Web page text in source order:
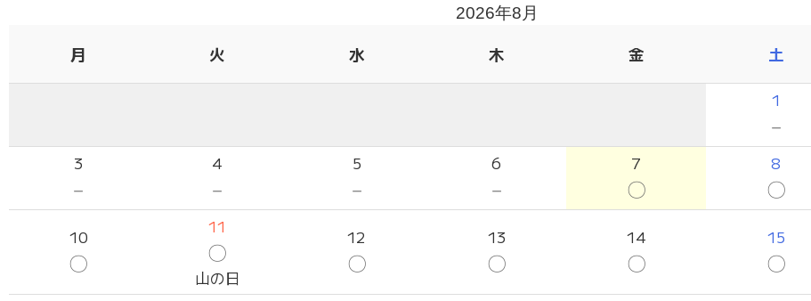
2026年8月
月 火 水 木 金 土
1
－
3
－
4
－
5
－
6
－
7
〇
8
〇
10
〇
11
〇
山の日
12
〇
13
〇
14
〇
15
〇